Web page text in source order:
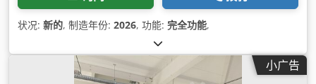
状况: 新的, 制造年份: 2026, 功能: 完全功能,
小广告